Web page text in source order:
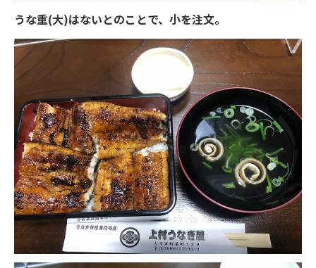
うな重(大)はないとのことで、小を注文。